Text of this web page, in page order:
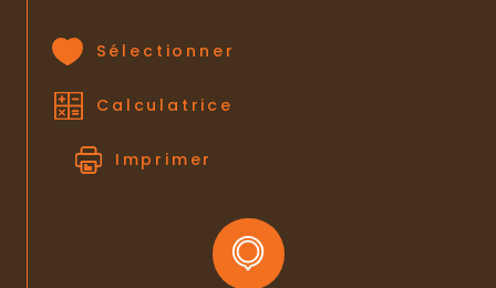
Sélectionner
Calculatrice
Imprimer